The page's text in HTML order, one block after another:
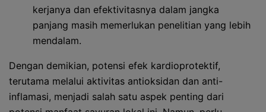
kerjanya dan efektivitasnya dalam jangka
panjang masih memerlukan penelitian yang lebih
mendalam.
Dengan demikian, potensi efek kardioprotektif,
terutama melalui aktivitas antioksidan dan anti-
inflamasi, menjadi salah satu aspek penting dari